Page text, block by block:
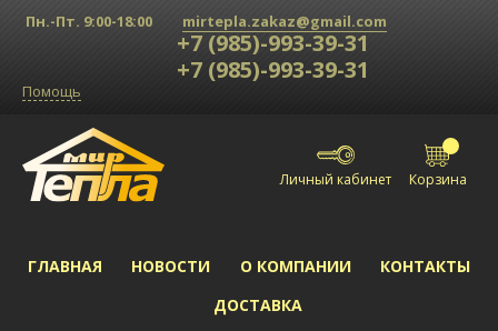
Пн.-Пт. 9:00-18:00 mirtepla.zakaz@gmail.com
+7 (985)-993-39-31
+7 (985)-993-39-31
Помощь
ГЛАВНАЯ НОВОСТИ О КОМПАНИИ
КОНТАКТЫ
ДОСТАВКА
Личный кабинет